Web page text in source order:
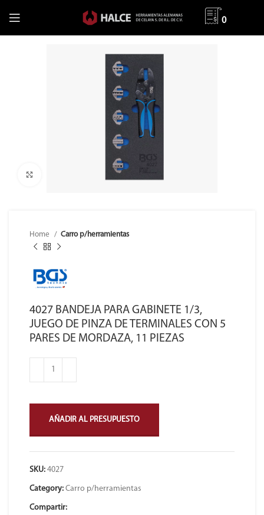
0
Home Carro p/herramientas
4027 BANDEJA PARA GABINETE 1/3,
JUEGO DE PINZA DE TERMINALES CON 5
PARES DE MORDAZA, 11 PIEZAS
AÑADIR AL PRESUPUESTO
SKU: 4027
Category: Carro p/herramientas
Compartir: